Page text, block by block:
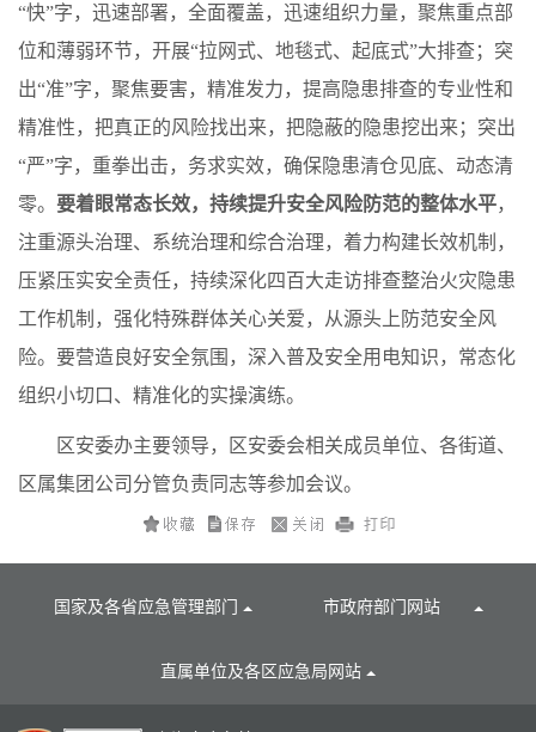
“快”字，迅速部署，全面覆盖，迅速组织力量，聚焦重点部
位和薄弱环节，开展“拉网式、地毯式、起底式”大排查；突
出“准”字，聚焦要害，精准发力，提高隐患排查的专业性和
精准性，把真正的风险找出来，把隐蔽的隐患挖出来；突出
“严”字，重拳出击，务求实效，确保隐患清仓见底、动态清
零。 要着眼常态长效，持续提升安全风险防范的整体水平，
注重源头治理、系统治理和综合治理，着力构建长效机制，
压紧压实安全责任，持续深化四百大走访排查整治火灾隐患
工作机制，强化特殊群体关心关爱，从源头上防范安全风
险。要营造良好安全氛围，深入普及安全用电知识，常态化
组织小切口、精准化的实操演练。
区安委办主要领导，区安委会相关成员单位、各街道、
区属集团公司分管负责同志等参加会议。
国家及各省应急管理部门 市政府部门网站
直属单位及各区应急局网站